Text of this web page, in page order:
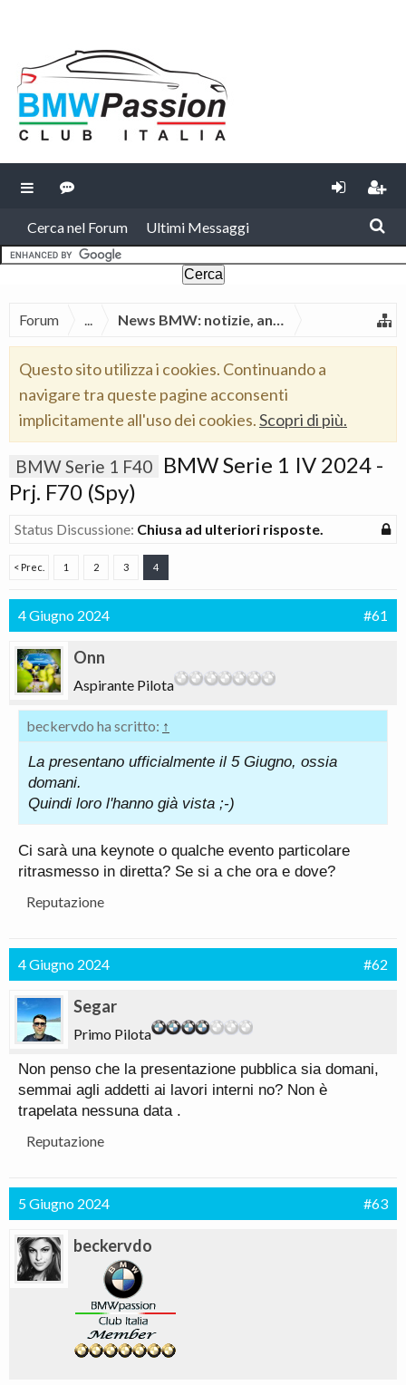
Cerca nel Forum Ultimi Messaggi
Forum ... News BMW: notizie, anteprime, spy foto,
Questo sito utilizza i cookies. Continuando a
navigare tra queste pagine acconsenti
implicitamente all'uso dei cookies.Scopri di più.
BMW Serie 1 F40
BMW Serie 1 IV 2024 -
Prj. F70 (Spy)
Status Discussione: Chiusa ad ulteriori risposte.
< Prec. 1 2 3 4
4 Giugno 2024 #61
Onn
Aspirante Pilota
beckervdo ha scritto: ↑
La presentano ufficialmente il 5 Giugno, ossia
domani.
Quindi loro l'hanno già vista ;-)
Ci sarà una keynote o qualche evento particolare
ritrasmesso in diretta? Se si a che ora e dove?
Reputazione
4 Giugno 2024 #62
Segar
Primo Pilota
Non penso che la presentazione pubblica sia domani,
semmai agli addetti ai lavori interni no? Non è
trapelata nessuna data .
Reputazione
5 Giugno 2024 #63
beckervdo